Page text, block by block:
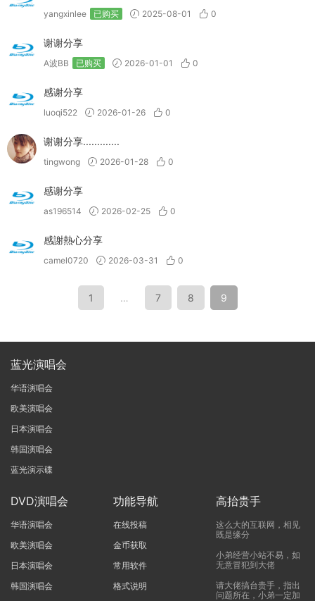
yangxinlee 已购买 2025-08-01 0
谢谢分享
A波BB 已购买 2026-01-01 0
感谢分享
luoqi522 2026-01-26 0
谢谢分享.............
tingwong 2026-01-28 0
感谢分享
as196514 2026-02-25 0
感謝熱心分享
camel0720 2026-03-31 0
1 … 7 8 9
蓝光演唱会
华语演唱会
欧美演唱会
日本演唱会
韩国演唱会
蓝光演示碟
DVD演唱会
华语演唱会
欧美演唱会
日本演唱会
韩国演唱会
功能导航
在线投稿
金币获取
常用软件
格式说明
高抬贵手
这么大的互联网，相见
既是缘分
小弟经营小站不易，如
无意冒犯到大佬
请大佬搞台贵手，指出
问题所在，小弟一定加